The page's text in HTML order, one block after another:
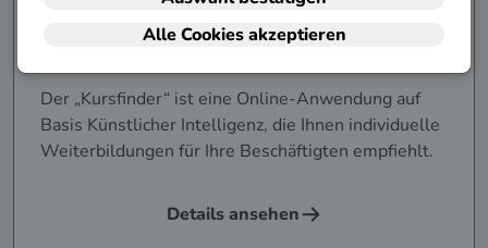
Für Unternehmen: KI-Kursfinder
für Weiterbildung
Der „Kursfinder“ ist eine Online-Anwendung auf
Basis Künstlicher Intelligenz, die Ihnen individuelle
Weiterbildungen für Ihre Beschäftigten empfiehlt.
Details ansehen